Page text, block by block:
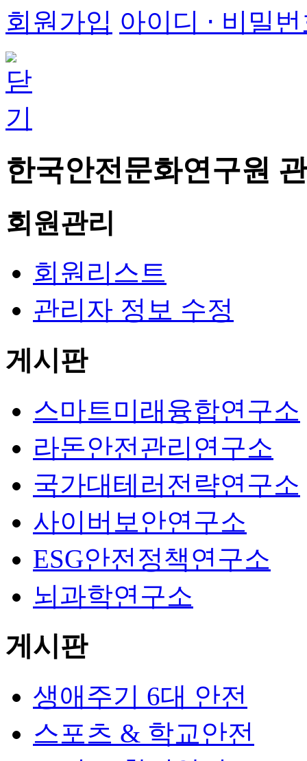
회원가입 아이디 ⋅ 비밀
한국안전문화연구원
회원관리
회원리스트
관리자 정보 수정
게시판
스마트미래융합연구소
라돈안전관리연구소
국가대테러전략연구소
사이버보안연구소
ESG안전정책연구소
뇌과학연구소
게시판
생애주기 6대 안전
스포츠 & 학교안전